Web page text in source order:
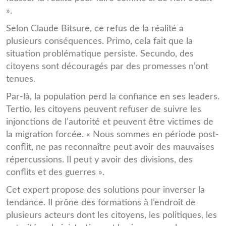
».
Selon Claude Bitsure, ce refus de la réalité a
plusieurs conséquences. Primo, cela fait que la
situation problématique persiste. Secundo, des
citoyens sont découragés par des promesses n’ont
tenues.
Par-là, la population perd la confiance en ses leaders.
Tertio, les citoyens peuvent refuser de suivre les
injonctions de l’autorité et peuvent être victimes de
la migration forcée. « Nous sommes en période post-
conflit, ne pas reconnaître peut avoir des mauvaises
répercussions. Il peut y avoir des divisions, des
conflits et des guerres ».
Cet expert propose des solutions pour inverser la
tendance. Il prône des formations à l’endroit de
plusieurs acteurs dont les citoyens, les politiques, les